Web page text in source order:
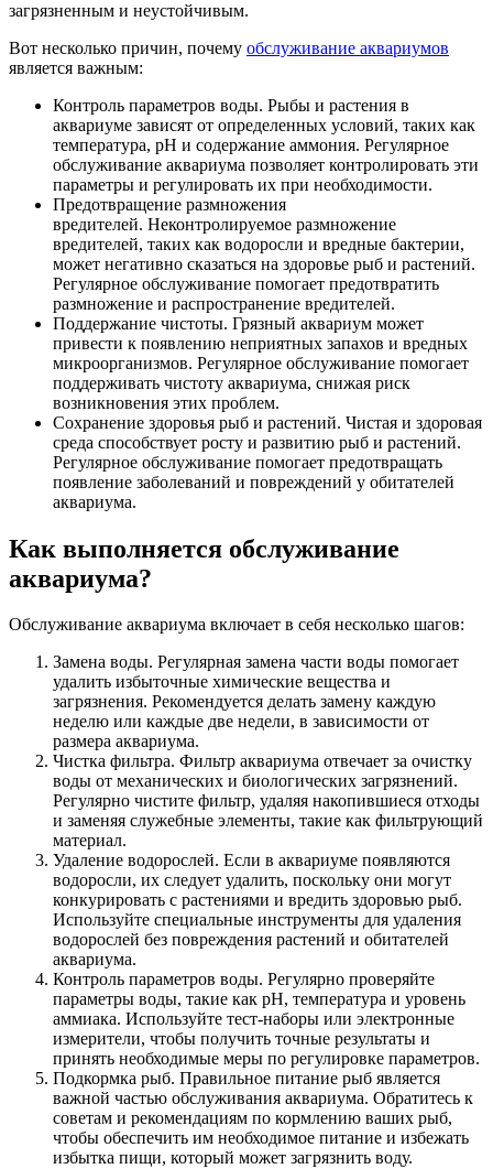
загрязненным и неустойчивым.
Вот несколько причин, почему обслуживание аквариумов
является важным:
Контроль параметров воды. Рыбы и растения в
аквариуме зависят от определенных условий, таких как
температура, pH и содержание аммония. Регулярное
обслуживание аквариума позволяет контролировать эти
параметры и регулировать их при необходимости.
Предотвращение размножения
вредителей. Неконтролируемое размножение
вредителей, таких как водоросли и вредные бактерии,
может негативно сказаться на здоровье рыб и растений.
Регулярное обслуживание помогает предотвратить
размножение и распространение вредителей.
Поддержание чистоты. Грязный аквариум может
привести к появлению неприятных запахов и вредных
микроорганизмов. Регулярное обслуживание помогает
поддерживать чистоту аквариума, снижая риск
возникновения этих проблем.
Сохранение здоровья рыб и растений. Чистая и здоровая
среда способствует росту и развитию рыб и растений.
Регулярное обслуживание помогает предотвращать
появление заболеваний и повреждений у обитателей
аквариума.
Как выполняется обслуживание
аквариума?
Обслуживание аквариума включает в себя несколько шагов:
Замена воды. Регулярная замена части воды помогает
удалить избыточные химические вещества и
загрязнения. Рекомендуется делать замену каждую
неделю или каждые две недели, в зависимости от
размера аквариума.
Чистка фильтра. Фильтр аквариума отвечает за очистку
воды от механических и биологических загрязнений.
Регулярно чистите фильтр, удаляя накопившиеся отходы
и заменяя служебные элементы, такие как фильтрующий
материал.
Удаление водорослей. Если в аквариуме появляются
водоросли, их следует удалить, поскольку они могут
конкурировать с растениями и вредить здоровью рыб.
Используйте специальные инструменты для удаления
водорослей без повреждения растений и обитателей
аквариума.
Контроль параметров воды. Регулярно проверяйте
параметры воды, такие как pH, температура и уровень
аммиака. Используйте тест-наборы или электронные
измерители, чтобы получить точные результаты и
принять необходимые меры по регулировке параметров.
Подкормка рыб. Правильное питание рыб является
важной частью обслуживания аквариума. Обратитесь к
советам и рекомендациям по кормлению ваших рыб,
чтобы обеспечить им необходимое питание и избежать
избытка пищи, который может загрязнить воду.